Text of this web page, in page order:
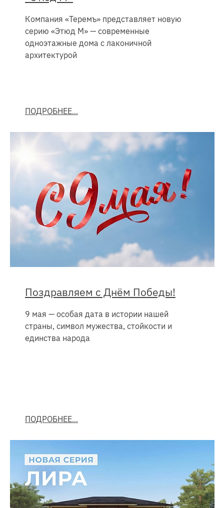
Компания «Теремъ» представляет новую
серию «Этюд М» — современные
одноэтажные дома с лаконичной
архитектурой
ПОДРОБНЕЕ
Поздравляем с Днём Победы!
9 мая — особая дата в истории нашей
страны, символ мужества, стойкости и
единства народа
ПОДРОБНЕЕ